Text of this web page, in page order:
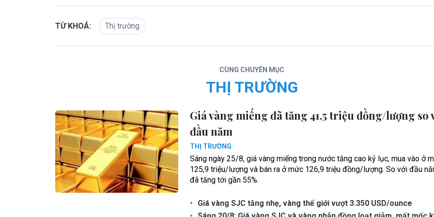
TỪ KHOÁ: Thị trường
CÙNG CHUYÊN MỤC
THỊ TRƯỜNG
Giá vàng miếng đã tăng 41,5 triệu đồng/lượng so
đầu năm
THỊ TRƯỜNG
Sáng ngày 25/8, giá vàng miếng trong nước tăng cao kỷ lục, mua vào ở
125,9 triệu/lượng và bán ra ở mức 126,9 triệu đồng/lượng. So với đầu
đã tăng tới gần 55%.
Giá vàng SJC tăng nhẹ, vàng thế giới vượt 3.350 USD/ounce